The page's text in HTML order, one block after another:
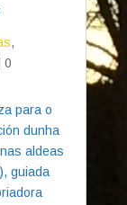
,
| 0
para o
dunha
aldeas
guiada